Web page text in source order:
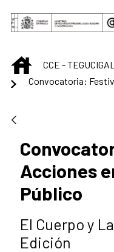
Saltar al contenido
INICIO
CCE -
Acciones
Público
El Cuerpo y
Edición